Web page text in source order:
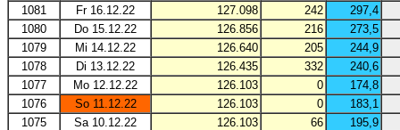
1081
Fr 16.12.22 127.098 242
297,4
1080
Do 15.12.22 126.856 216
273,5
1079
Mi 14.12.22 126.640 205
244,9
1078
Di 13.12.22 126.435 332
240,6
1077
Mo 12.12.22 126.103 0
174,8
1076
So 11.12.22 126.103 0
183,1
1075
Sa 10.12.22 126.103 66
195,9